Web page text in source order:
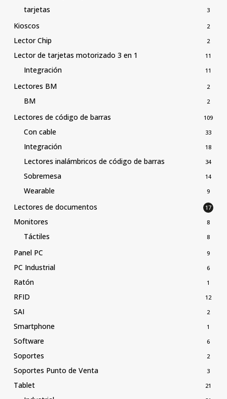
tarjetas 3
Kioscos 2
Lector Chip 2
Lector de tarjetas motorizado 3 en 1 11
Integración 11
Lectores BM 2
BM 2
Lectores de código de barras 109
Con cable 33
Integración 18
Lectores inalámbricos de código de barras 34
Sobremesa 14
Wearable 9
Lectores de documentos 17
Monitores 8
Táctiles 8
Panel PC 9
PC Industrial 6
Ratón 1
RFID 12
SAI 2
Smartphone 1
Software 6
Soportes 2
Soportes Punto de Venta 3
Tablet 21